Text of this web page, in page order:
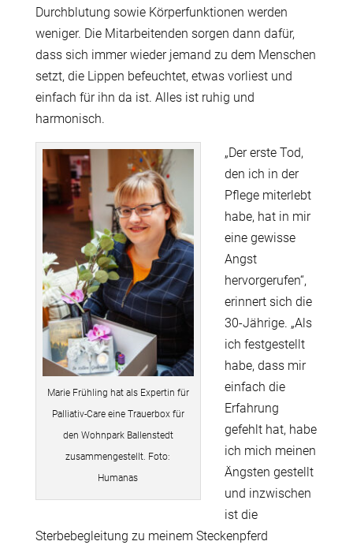
Durchblutung sowie Körperfunktionen werden
weniger. Die Mitarbeitenden sorgen dann dafür,
dass sich immer wieder jemand zu dem Menschen
setzt, die Lippen befeuchtet, etwas vorliest und
einfach für ihn da ist. Alles ist ruhig und
harmonisch.
Marie Frühling hat als Expertin für
Palliativ-Care eine Trauerbox für
den Wohnpark Ballenstedt
zusammengestellt. Foto:
Humanas
„Der erste Tod,
den ich in der
Pflege miterlebt
habe, hat in mir
eine gewisse
Angst
hervorgerufen“,
erinnert sich die
30-Jährige. „Als
ich festgestellt
habe, dass mir
einfach die
Erfahrung
gefehlt hat, habe
ich mich meinen
Ängsten gestellt
und inzwischen
ist die
Sterbebegleitung zu meinem Steckenpferd